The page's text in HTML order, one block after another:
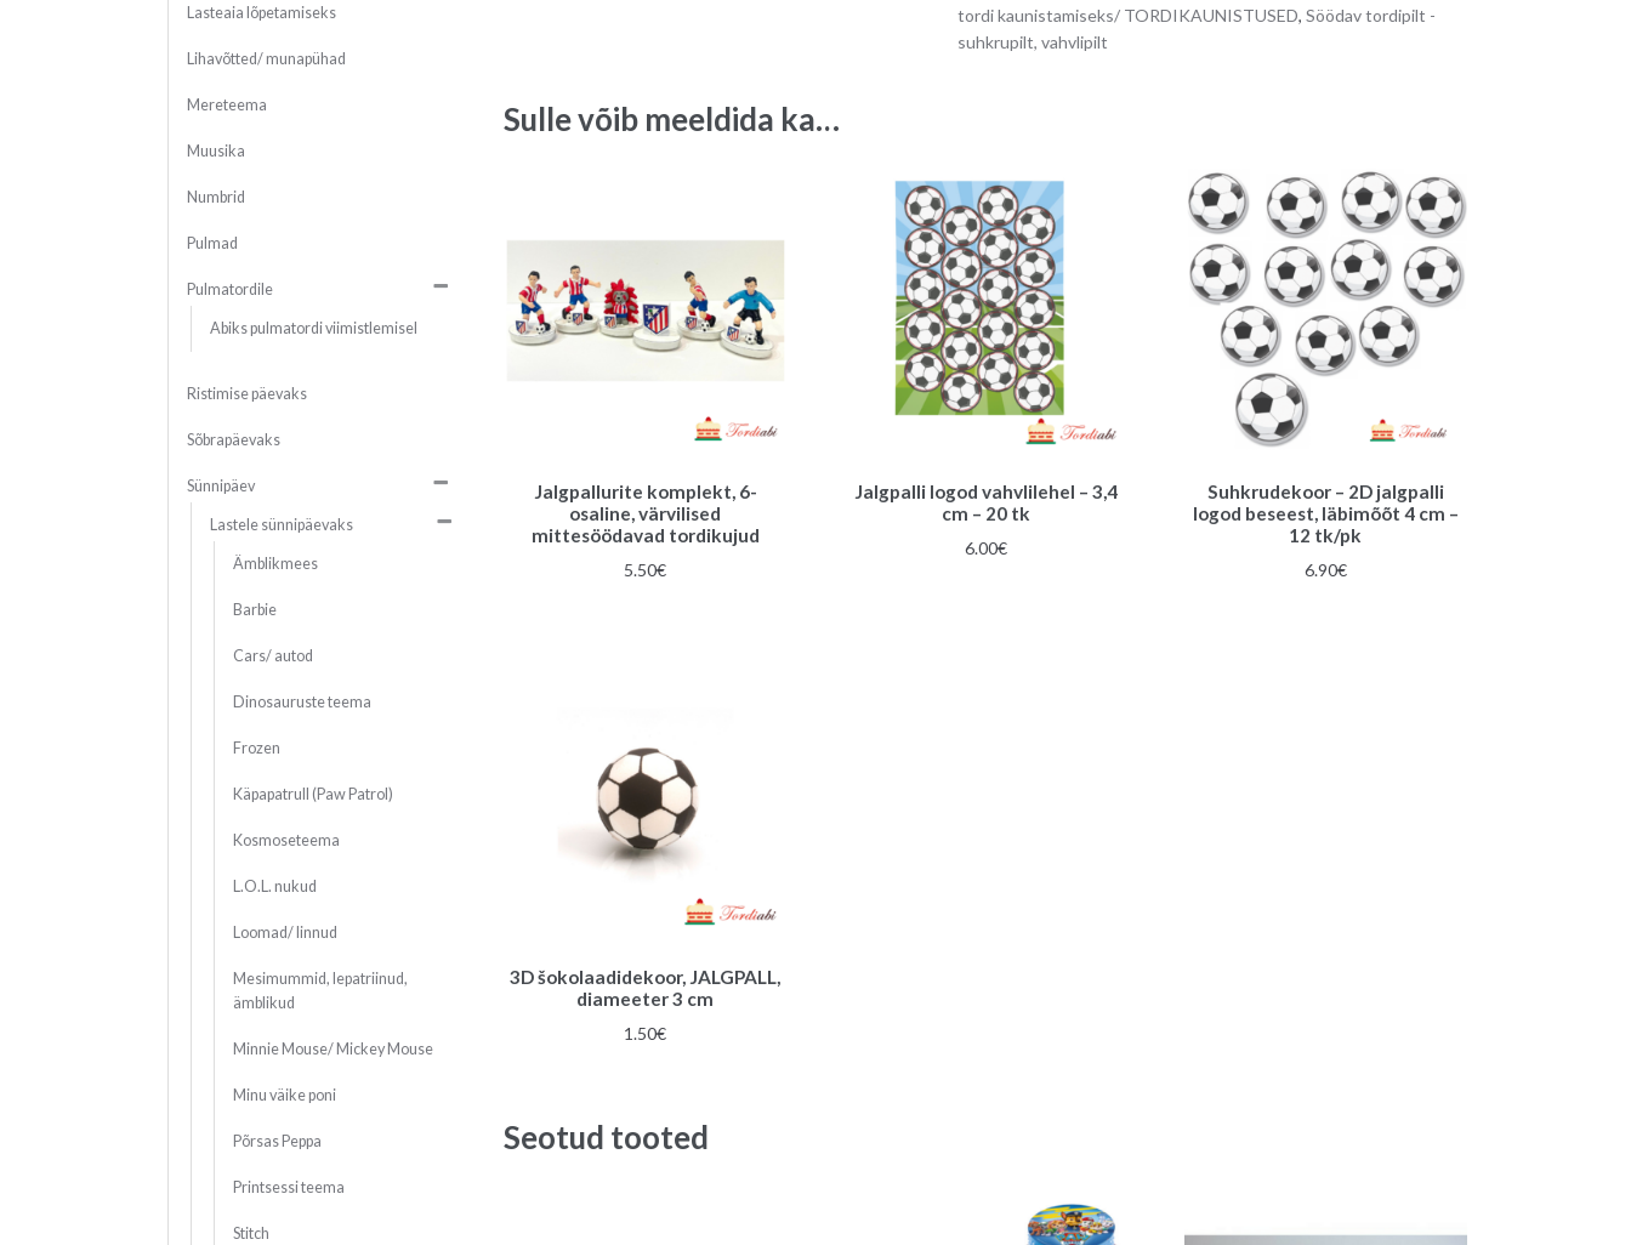
tordi kaunistamiseks/ TORDIKAUNISTUSED, Söödav tordipilt -
suhkrupilt, vahvlipilt
Sulle võib meeldida ka…
Jalgpallurite komplekt, 6-
osaline, värvilised
mittesöödavad tordikujud
5.50€
Jalgpalli logod vahvlilehel – 3,4
cm – 20 tk
6.00€
Suhkrudekoor – 2D jalgpalli
logod beseest, läbimõõt 4 cm –
12 tk/pk
6.90€
3D šokolaadidekoor, JALGPALL,
diameeter 3 cm
1.50€
Seotud tooted
Lasteaia lõpetamiseks
Lihavõtted/ munapühad
Mereteema
Muusika
Numbrid
Pulmad
Pulmatordile
Abiks pulmatordi viimistlemisel
Ristimise päevaks
Sõbrapäevaks
Sünnipäev
Lastele sünnipäevaks
Ämblikmees
Barbie
Cars/ autod
Dinosauruste teema
Frozen
Käpapatrull (Paw Patrol)
Kosmoseteema
L.O.L. nukud
Loomad/ linnud
Mesimummid, lepatriinud,
ämblikud
Minnie Mouse/ Mickey Mouse
Minu väike poni
Põrsas Peppa
Printsessi teema
Stitch